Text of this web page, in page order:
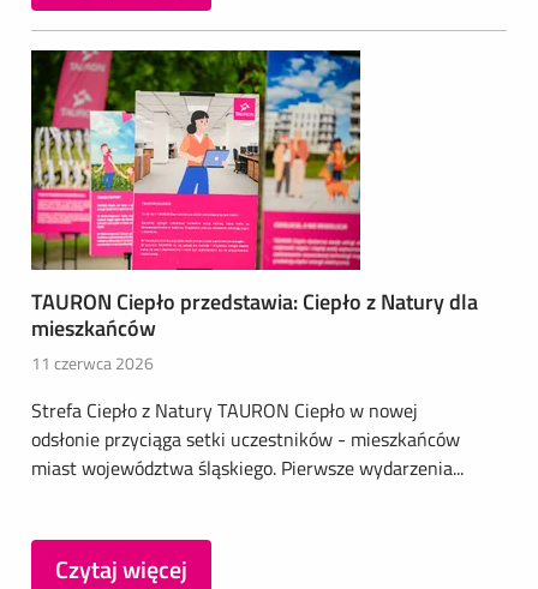
TAURON Ciepło przedstawia: Ciepło z Natury dla
mieszkańców
11 czerwca 2026
Strefa Ciepło z Natury TAURON Ciepło w nowej
odsłonie przyciąga setki uczestników - mieszkańców
miast województwa śląskiego. Pierwsze wydarzenia...
Czytaj więcej